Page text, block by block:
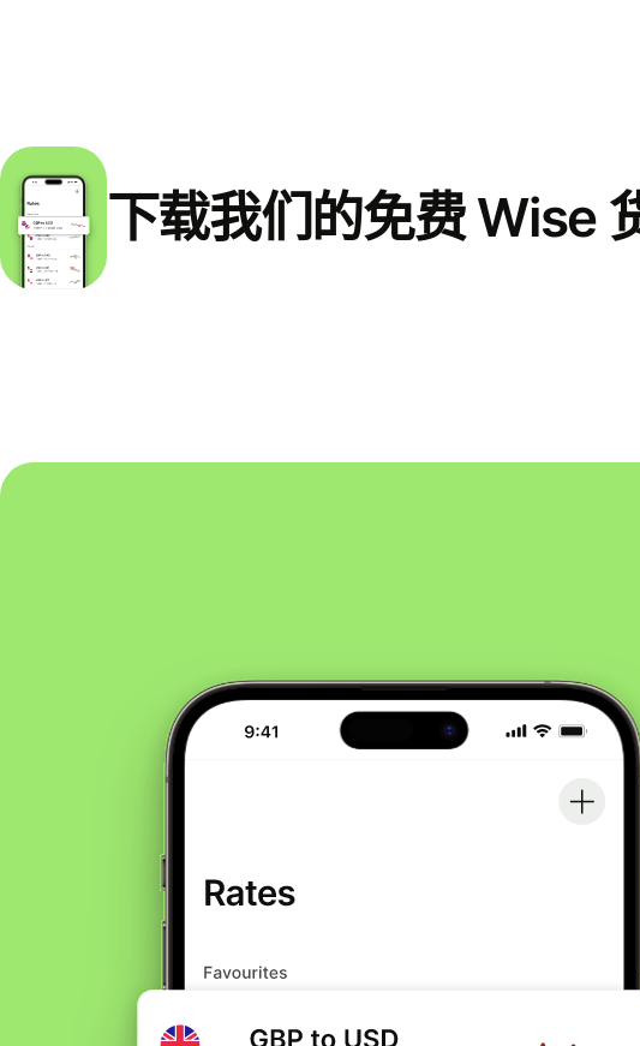
下载我们的免费 Wise